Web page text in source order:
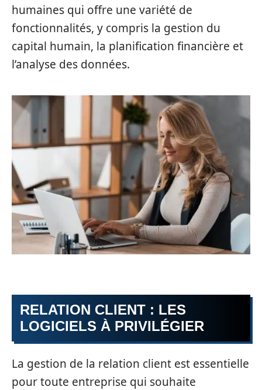
humaines qui offre une variété de
fonctionnalités, y compris la gestion du
capital humain, la planification financière et
l’analyse des données.
RELATION CLIENT : LES
LOGICIELS À PRIVILÉGIER
La gestion de la relation client est essentielle
pour toute entreprise qui souhaite